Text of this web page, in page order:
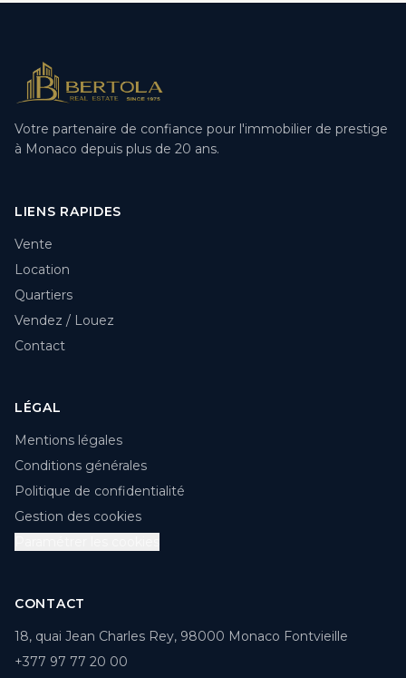
Votre partenaire de confiance pour l'immobilier de prestige
à Monaco depuis plus de 20 ans.
LIENS RAPIDES
Vente
Location
Quartiers
Vendez / Louez
Contact
LÉGAL
Mentions légales
Conditions générales
Politique de confidentialité
Gestion des cookies
CONTACT
18, quai Jean Charles Rey, 98000 Monaco Fontvieille
+377 97 77 20 00